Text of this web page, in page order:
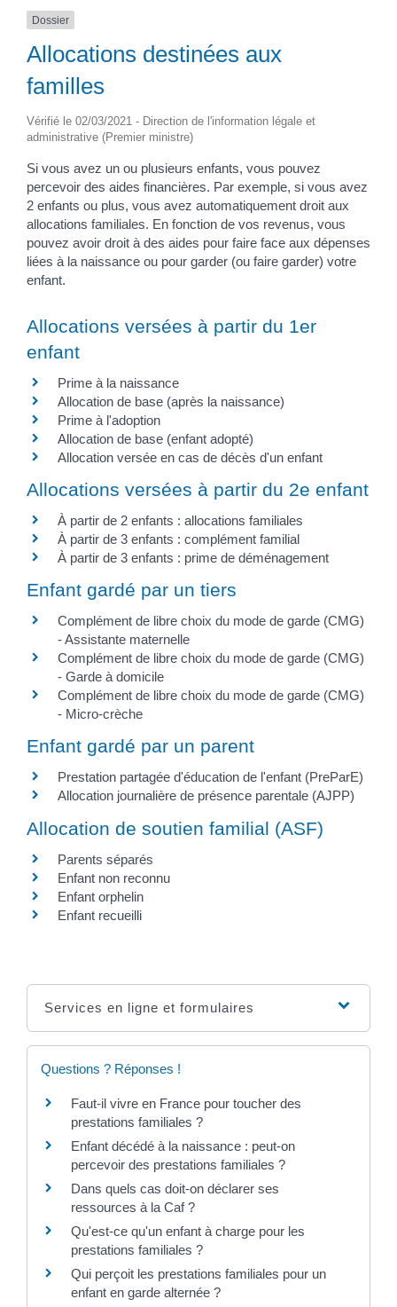
Dossier
Allocations destinées aux
familles
Vérifié le 02/03/2021 - Direction de l'information légale et
administrative (Premier ministre)
Si vous avez un ou plusieurs enfants, vous pouvez
percevoir des aides financières. Par exemple, si vous avez
2 enfants ou plus, vous avez automatiquement droit aux
allocations familiales. En fonction de vos revenus, vous
pouvez avoir droit à des aides pour faire face aux dépenses
liées à la naissance ou pour garder (ou faire garder) votre
enfant.
Allocations versées à partir du 1er
enfant
Prime à la naissance
Allocation de base (après la naissance)
Prime à l'adoption
Allocation de base (enfant adopté)
Allocation versée en cas de décès d'un enfant
Allocations versées à partir du 2e enfant
À partir de 2 enfants : allocations familiales
À partir de 3 enfants : complément familial
À partir de 3 enfants : prime de déménagement
Enfant gardé par un tiers
Complément de libre choix du mode de garde (CMG)
- Assistante maternelle
Complément de libre choix du mode de garde (CMG)
- Garde à domicile
Complément de libre choix du mode de garde (CMG)
- Micro-crèche
Enfant gardé par un parent
Prestation partagée d'éducation de l'enfant (PreParE)
Allocation journalière de présence parentale (AJPP)
Allocation de soutien familial (ASF)
Parents séparés
Enfant non reconnu
Enfant orphelin
Enfant recueilli
Services en ligne et formulaires
Questions ? Réponses !
Faut-il vivre en France pour toucher des
prestations familiales ?
Enfant décédé à la naissance : peut-on
percevoir des prestations familiales ?
Dans quels cas doit-on déclarer ses
ressources à la Caf ?
Qu'est-ce qu'un enfant à charge pour les
prestations familiales ?
Qui perçoit les prestations familiales pour un
enfant en garde alternée ?